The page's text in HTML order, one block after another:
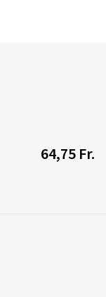
64,75 Fr.